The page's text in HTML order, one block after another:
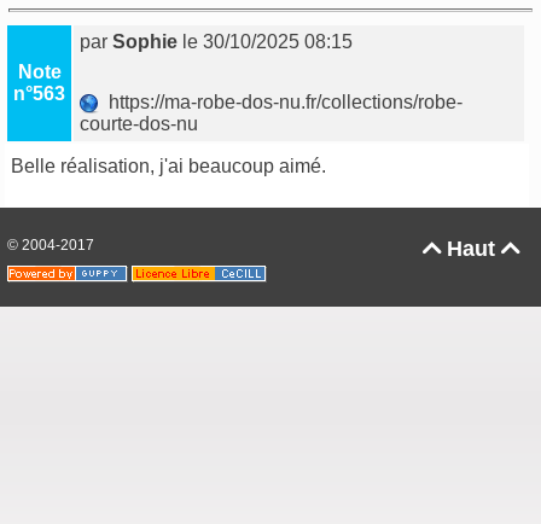
Note
n°563
parSophie le 30/10/2025 08:15
https://ma-robe-dos-nu.fr/collections/robe-
courte-dos-nu
Belle réalisation, j'ai beaucoup aimé.
Haut 
© 2004-2017